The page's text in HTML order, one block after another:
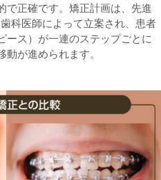
で正確です。矯正計画は、先進
科医師によって立案され、患者
ース）が一連のステップごとに
が進められます。